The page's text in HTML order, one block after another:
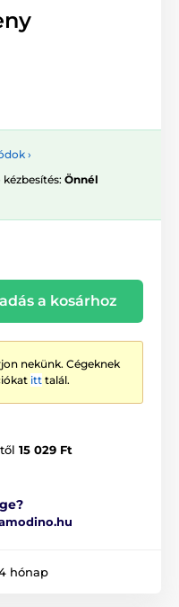
›
kézbesítés: Önnél
a kosárhoz
nekünk. Cégeknek
itt talál.
15 029 Ft
hónap